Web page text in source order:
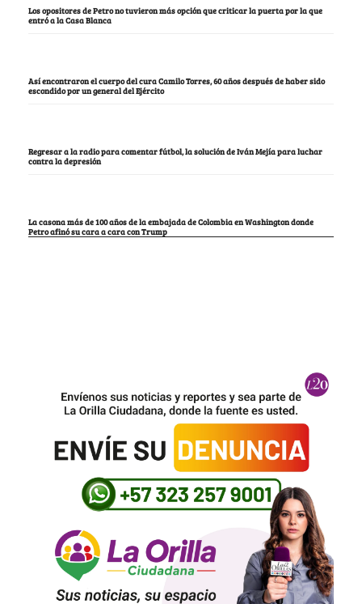
Los opositores de Petro no tuvieron más opción que criticar la puerta por la que
entró a la Casa Blanca
Así encontraron el cuerpo del cura Camilo Torres, 60 años después de haber sido
escondido por un general del Ejército
Regresar a la radio para comentar fútbol, la solución de Iván Mejía para luchar
contra la depresión
La casona más de 100 años de la embajada de Colombia en Washington donde
Petro afinó su cara a cara con Trump